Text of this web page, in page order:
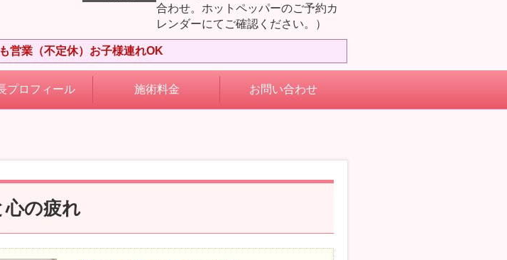
合わせ。ホットペッパーのご予約カ
レンダーにてご確認ください。）
営業（不定休）お子様連れOK
プロフィール 施術料金 お問い合わせ
心の疲れ